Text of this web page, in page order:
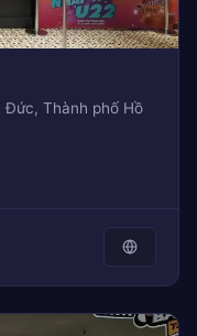
Đức, Thành phố Hồ